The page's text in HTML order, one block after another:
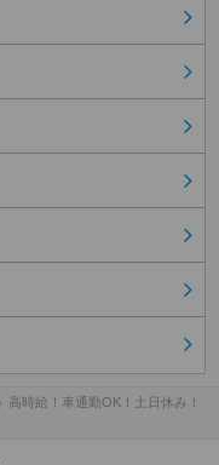
高時給！車通勤OK！土日休み！